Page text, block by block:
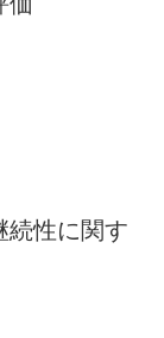
続性に関す